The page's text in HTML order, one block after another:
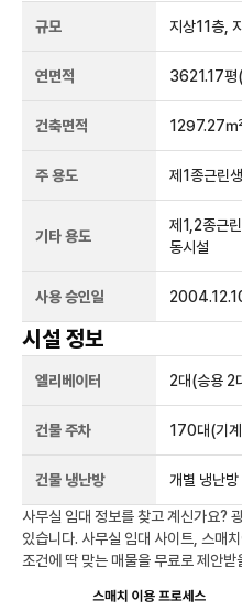
규모 지상11층,
연면적 3621.17평
건축면적 1297.27
주 용도 제1종근린
기타 용도
제1,2종근
동시설
사용 승인일
시설 정보
엘리베이터 2대(승용 2
건물 주차 170대(기
건물 냉난방 개별 냉난방
사무실 임대 정보를 찾고 계신가요?
있습니다. 사무실 임대 사이트, 스매
조건에 딱 맞는 매물을 무료로 제안받